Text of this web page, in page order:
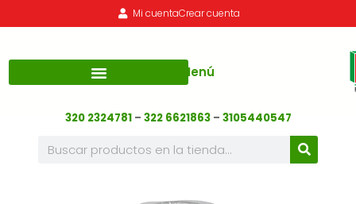
Mi cuentaCrear cuenta
Menú
320 2324781– 322 6621863 – 3105440547